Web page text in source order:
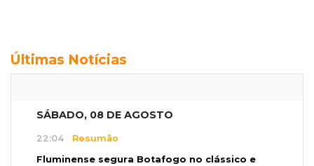
Últimas Notícias
SÁBADO, 08 DE AGOSTO
22:04 Resumão
Fluminense segura Botafogo no clássico e